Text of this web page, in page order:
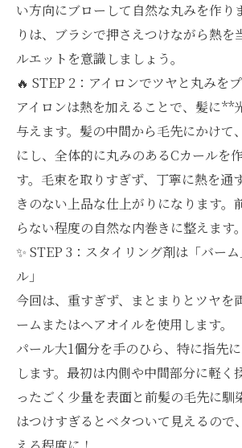
い方向にブローして自然な丸みを作り
りは、ブラシで押さえつけながら熱を
ルエットを意識しましょう。
🔥 STEP 2：アイロンでツヤと丸みを
アイロンは熱を加えることで、髪に**
与えます。髪の中間から毛先にかけて
にし、全体的に丸みのあるCカールを
す。毛束を取りすぎず、丁寧に熱を通
きのない上品な仕上がりになります。
らない程度の自然な内巻きに整えます。
✨ STEP 3：スタイリング剤は「バー
ル」
今回は、重すぎず、まとまりとツヤを
ームまたはヘアオイルを使用します。
パール大1個分を手のひら、特に指先
します。最初は内側や中間部分に軽く
ったごく少量を表面と前髪の毛先に馴
はつけすぎるとベタついて見えるので